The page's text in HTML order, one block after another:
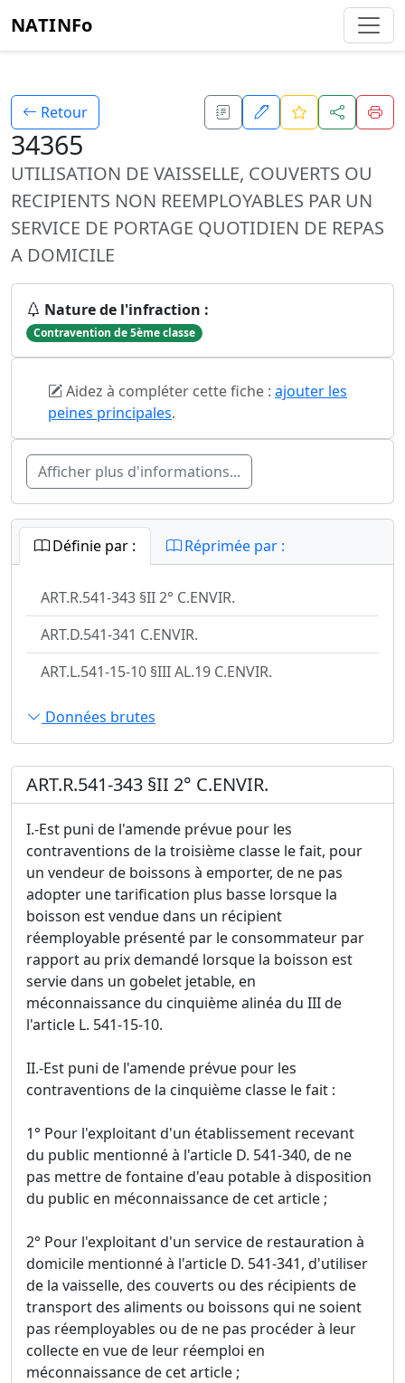
NATINFo
Retour
34365
UTILISATION DE VAISSELLE, COUVERTS OU
RECIPIENTS NON REEMPLOYABLES PAR UN
SERVICE DE PORTAGE QUOTIDIEN DE REPAS
A DOMICILE
Nature de l'infraction :
Contravention de 5ème classe
Aidez à compléter cette fiche : ajouter les
peines principales.
Afficher plus d'informations...
Définie par : Réprimée par :
ART.R.541-343 §II 2° C.ENVIR.
ART.D.541-341 C.ENVIR.
ART.L.541-15-10 §III AL.19 C.ENVIR.
Données brutes
ART.R.541-343 §II 2° C.ENVIR.
I.-Est puni de l'amende prévue pour les
contraventions de la troisième classe le fait, pour
un vendeur de boissons à emporter, de ne pas
adopter une tarification plus basse lorsque la
boisson est vendue dans un récipient
réemployable présenté par le consommateur par
rapport au prix demandé lorsque la boisson est
servie dans un gobelet jetable, en
méconnaissance du cinquième alinéa du III de
l'article L. 541-15-10.
II.-Est puni de l'amende prévue pour les
contraventions de la cinquième classe le fait :
1° Pour l'exploitant d'un établissement recevant
du public mentionné à l'article D. 541-340, de ne
pas mettre de fontaine d'eau potable à disposition
du public en méconnaissance de cet article ;
2° Pour l'exploitant d'un service de restauration à
domicile mentionné à l'article D. 541-341, d'utiliser
de la vaisselle, des couverts ou des récipients de
transport des aliments ou boissons qui ne soient
pas réemployables ou de ne pas procéder à leur
collecte en vue de leur réemploi en
méconnaissance de cet article ;